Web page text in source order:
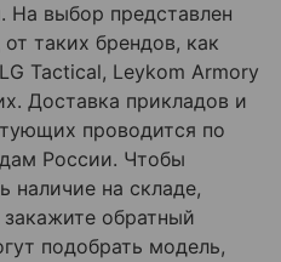
выбор представлен
таких брендов, как
Tactical, Leykom Armory
Доставка прикладов и
проводится по
России. Чтобы
наличие на складе,
обратный
подобрать модель,